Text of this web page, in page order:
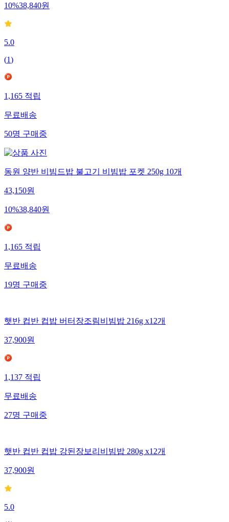
10%38,840원
5.0
(1)
1,165 적립
무료배송
50명 구매중
동원 양반 비빔드밥 불고기 비빔밥 포켓 250g 10개
43,150원
10%38,840원
1,165 적립
무료배송
19명 구매중
햇반 컵반 컵밥 버터장조림비빔밥 216g x12개
37,900원
1,137적립
무료배송
27명구매중
햇반 컵반 컵밥 강된장보리비빔밥 280g x12개
37,900원
5.0